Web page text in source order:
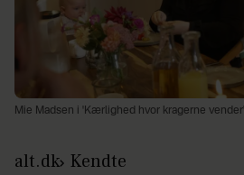
Mie Madsen i 'Kærlighed hvor kragerne vender'
alt.dk Kendte